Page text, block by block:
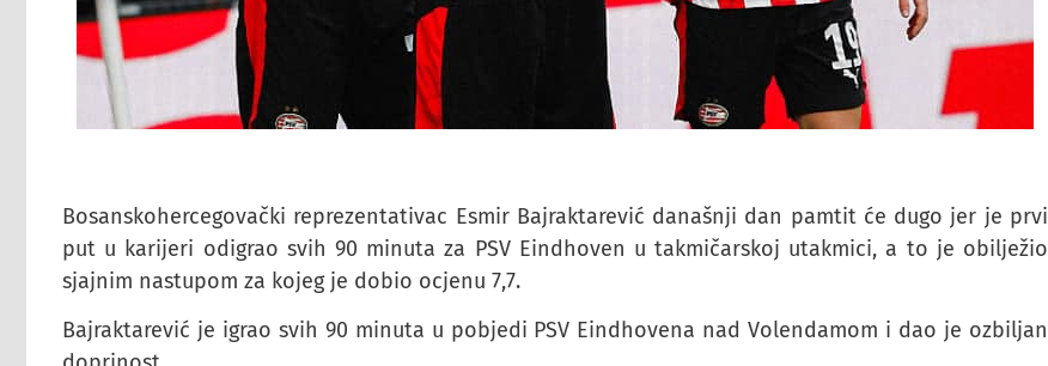
Bosanskohercegovački reprezentativac Esmir Bajraktarević današnji dan pamtit će dugo jer je prvi
put u karijeri odigrao svih 90 minuta za PSV Eindhoven u takmičarskoj utakmici, a to je obilježio
sjajnim nastupom za kojeg je dobio ocjenu 7,7.
Bajraktarević je igrao svih 90 minuta u pobjedi PSV Eindhovena nad Volendamom i dao je ozbiljan